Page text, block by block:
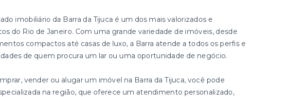
imobiliário da Barra da Tijuca é um dos mais valorizados e
do Rio de Janeiro. Com uma grande variedade de imóveis, desde
compactos até casas de luxo, a Barra atende a todos os perfis e
de quem procura um lar ou uma oportunidade de negócio.
vender ou alugar um imóvel na Barra da Tijuca, você pode
na região, que oferece um atendimento personalizado,